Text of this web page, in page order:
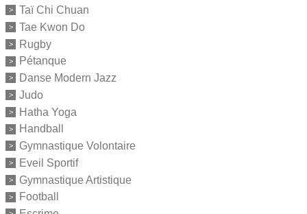
Taï Chi Chuan
Tae Kwon Do
Rugby
Pétanque
Danse Modern Jazz
Judo
Hatha Yoga
Handball
Gymnastique Volontaire
Eveil Sportif
Gymnastique Artistique
Football